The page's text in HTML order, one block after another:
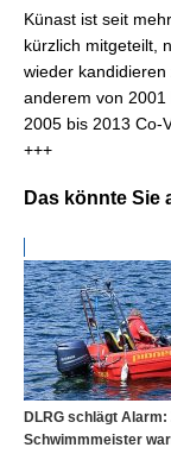
Künast ist seit
kürzlich mitgeteilt,
wieder
anderem von
2005 bis 2013 Co-
+++
Das könnte Sie
DLRG schlägt
Schwimmmeister